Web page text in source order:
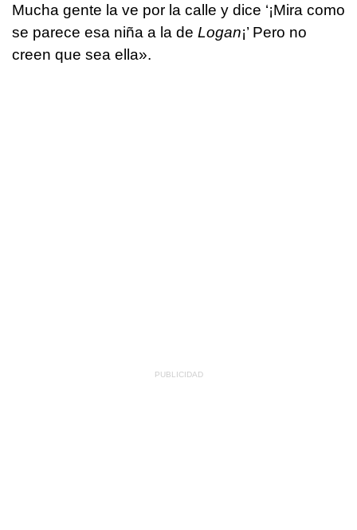
Mucha gente la ve por la calle y dice ‘¡Mira como
se parece esa niña a la de Logan¡’ Pero no
creen que sea ella».